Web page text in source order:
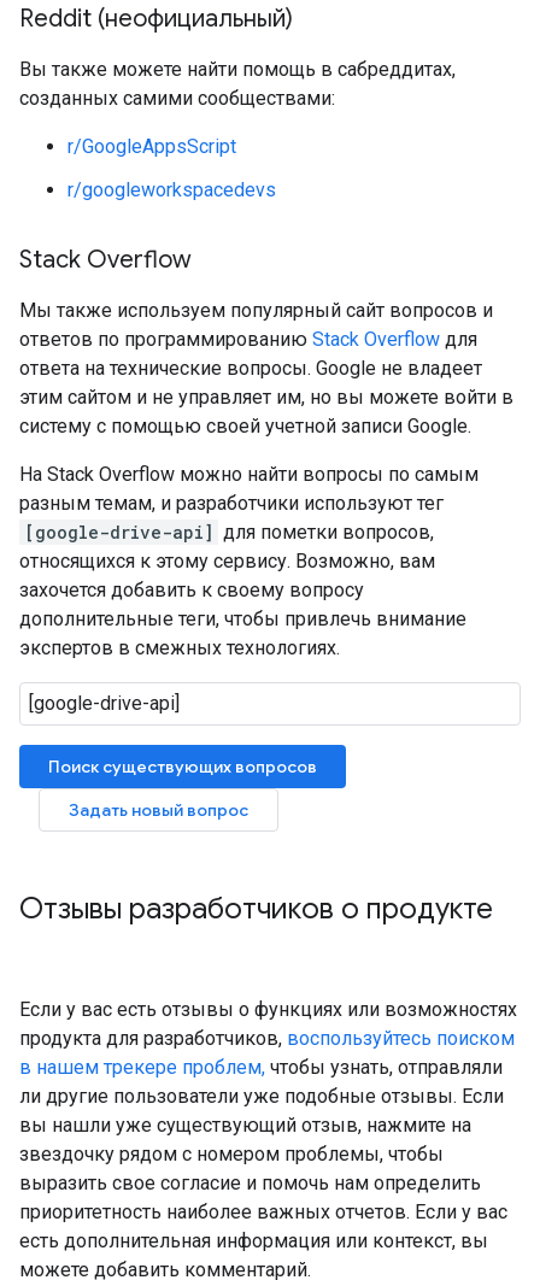
Reddit (неофициальный)
Вы также можете найти помощь в сабреддитах,
созданных самими сообществами:
r/GoogleAppsScript
r/googleworkspacedevs
Stack Overflow
Мы также используем популярный сайт вопросов и
ответов по программированию Stack Overflow для
ответа на технические вопросы. Google не владеет
этим сайтом и не управляет им, но вы можете войти в
систему с помощью своей учетной записи Google.
На Stack Overflow можно найти вопросы по самым
разным темам, и разработчики используют тег
[google-drive-api] для пометки вопросов,
относящихся к этому сервису. Возможно, вам
захочется добавить к своему вопросу
дополнительные теги, чтобы привлечь внимание
экспертов в смежных технологиях.
Поиск существующих вопросов
Задать новый вопрос
Отзывы разработчиков о продукте
Если у вас есть отзывы о функциях или возможностях
продукта для разработчиков, воспользуйтесь поиском
в нашем трекере проблем, чтобы узнать, отправляли
ли другие пользователи уже подобные отзывы. Если
вы нашли уже существующий отзыв, нажмите на
звездочку рядом с номером проблемы, чтобы
выразить свое согласие и помочь нам определить
приоритетность наиболее важных отчетов. Если у вас
есть дополнительная информация или контекст, вы
можете добавить комментарий.